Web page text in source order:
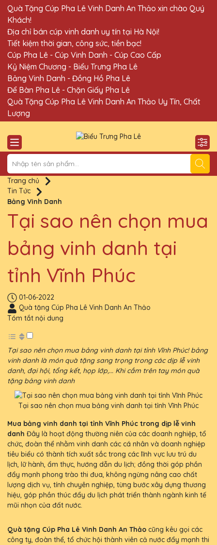
Quà Tặng Cúp Pha Lê Vinh Danh An Thảo xin chào Quý
Khách!
Địa chỉ bán cúp vinh danh uy tín tại Hà Nội!
Tiết kiệm thời gian, công sức, tiền bạc!
Cúp Pha Lê - Cúp Vinh Danh - Cúp Cao Cấp
Kỷ Niệm Chương - Biểu Trưng Pha Lê
Bảng Vinh Danh - Đồng Hồ Pha Lê
Để Bàn Pha Lê - Chặn Giấy Pha Lê
Quà Tặng Cúp Pha Lê Vinh Danh An Thảo Uy Tín, Chất
Lượng
Trang chủ
Tin Tức
Bảng Vinh Danh
Tại sao nên chọn mua
bảng vinh danh tại
tỉnh Vĩnh Phúc
01-06-2022
Quà tặng Cúp Pha Lê Vinh Danh An Thảo
Tóm tắt nội dung
Tại sao nên chọn mua bảng vinh danh tại tỉnh Vĩnh Phúc! bảng
vinh danh là món quà tặng sang trọng trong các dịp lễ vinh
danh, đại hội, tổng kết, họp lớp,... Khi cầm trên tay món quà
tặng bảng vinh danh
Tại sao nên chọn mua bảng vinh danh tại tỉnh Vĩnh Phúc
Mua bảng vinh danh tại tỉnh Vĩnh Phúc trong dịp lễ vinh
danh Đây là hoạt động thường niên của các doanh nghiệp, tổ
chức, đoàn thể nhằm vinh danh các cá nhân và doanh nghiệp
tiêu biểu có thành tích xuất sắc trong các lĩnh vực lưu trú du
lịch, lữ hành, ẩm thực, hướng dẫn du lịch; đồng thời góp phần
đẩy mạnh phong trào thi đua, không ngừng nâng cao chất
lượng dịch vụ, tính chuyên nghiệp, từng bước xây dựng thương
hiệu, góp phần thúc đẩy du lịch phát triển thành ngành kinh tế
mũi nhọn của đất nước.
Quà tặng Cúp Pha Lê Vinh Danh An Thảo cũng kêu gọi các
công ty, đoàn thể, tổ chức hội thành viên cả nước đẩy mạnh thi